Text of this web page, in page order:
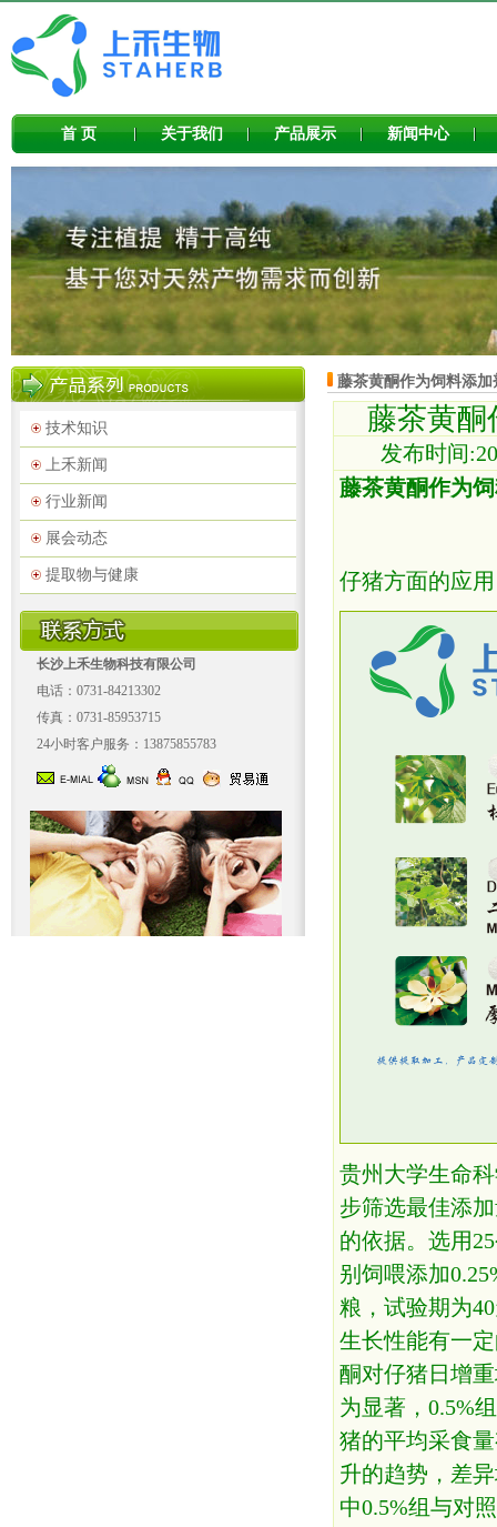
首 页 关于我们 产品展示 新闻中心
技术知识
上禾新闻
行业新闻
展会动态
提取物与健康
长沙上禾生物科技有限公司
电话：0731-84213302
传真：0731-85953715
24小时客户服务：13875855783
藤茶黄酮作为饲料添
藤茶黄酮
发布时间
藤茶黄酮作为
仔猪方面的应用
贵州大学生命
步筛选最佳添
的依据。选用
别饲喂添加
粮，试验期为
生长性能有一
酮对仔猪日增
为显著，0.5%
猪的平均采食
升的趋势，差
中0.5%组与对